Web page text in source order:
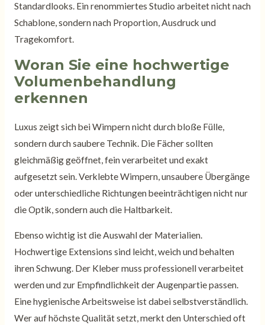
Standardlooks. Ein renommiertes Studio arbeitet nicht nach
Schablone, sondern nach Proportion, Ausdruck und
Tragekomfort.
Woran Sie eine hochwertige
Volumenbehandlung
erkennen
Luxus zeigt sich bei Wimpern nicht durch bloße Fülle,
sondern durch saubere Technik. Die Fächer sollten
gleichmäßig geöffnet, fein verarbeitet und exakt
aufgesetzt sein. Verklebte Wimpern, unsaubere Übergänge
oder unterschiedliche Richtungen beeinträchtigen nicht nur
die Optik, sondern auch die Haltbarkeit.
Ebenso wichtig ist die Auswahl der Materialien.
Hochwertige Extensions sind leicht, weich und behalten
ihren Schwung. Der Kleber muss professionell verarbeitet
werden und zur Empfindlichkeit der Augenpartie passen.
Eine hygienische Arbeitsweise ist dabei selbstverständlich.
Wer auf höchste Qualität setzt, merkt den Unterschied oft